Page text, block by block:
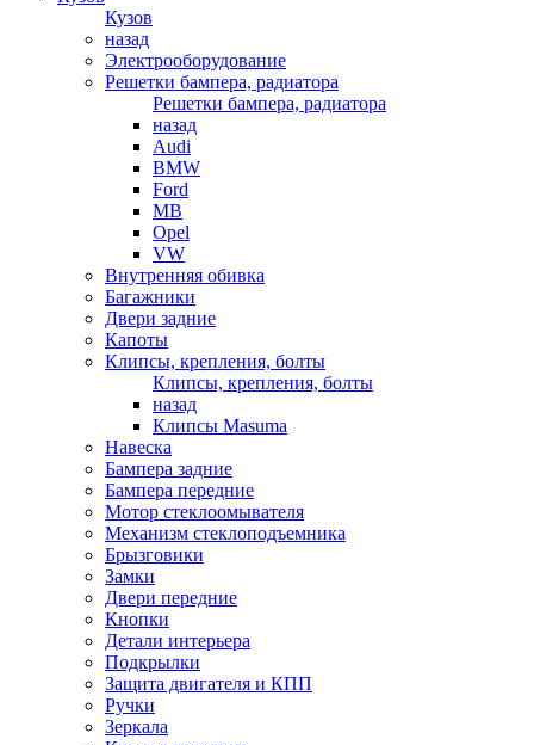
Кузов
назад
Электрооборудование
Решетки бампера, радиатора
Решетки бампера, радиатора
назад
Audi
BMW
Ford
MB
Opel
VW
Внутренняя обивка
Багажники
Двери задние
Капоты
Клипсы, крепления, болты
Клипсы, крепления, болты
назад
Клипсы Masuma
Навеска
Бампера задние
Бампера передние
Мотор стеклоомывателя
Механизм стеклоподъемника
Брызговики
Замки
Двери передние
Кнопки
Детали интерьера
Подкрылки
Защита двигателя и КПП
Ручки
Зеркала